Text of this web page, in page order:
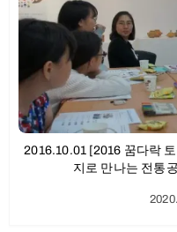
2016.10.01 [2016 꿈다락
지로 만나는 전통